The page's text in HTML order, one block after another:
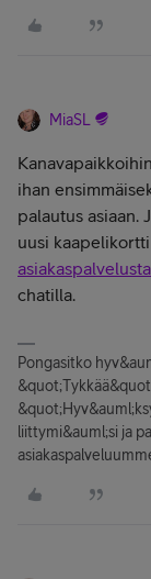
MiaSL
ihan
palautus asiaan.
uusi
chatilla.
Pongasitko
liittymi&auml;si ja